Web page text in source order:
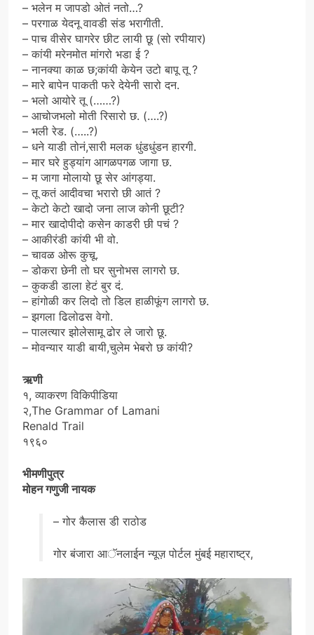
– भलेन म जापडो ओतं नतो…?
– परगाळ येदनू वावडी संड भरागीती.
– पाच वीसेर घागरेर छीट लायी छू (सो रपीयार)
– कांयी मरेनमोत मांगरो भडा ई ?
– नानक्या काळ छ;कांयी केयेन उटो बापू तू ?
– मारे बापेन पाकती फरे देयेनी सारो दन.
– भलो आयोरे तू (……?)
– आचोजभलो मोती रिसारो छ. (….?)
– भली रेड. (…..?)
– धने याडी तोनं,सारी मलक धुंडधुंडन हारगी.
– मार घरे हुड्यांग आगळपगळ जागा छ.
– म जागा मोलायो छू सेर आंगड्या.
– तू कतं आदीवचा भरारो छी आतं ?
– केटो केटो खादो जना लाज कोनी छूटी?
– मार खादोपीदो कसेन काडरी छी पचं ?
– आकीरंडी कांयी भी वो.
– चावळ ओरू कुचू.
– डोकरा छेनी तो घर सुनोभस लागरो छ.
– कुकडी डाला हेटं बुर दं.
– हांगोळी कर लिदो तो डिल हाळीफूंग लागरो छ.
– झगला ढिलोढस वेगो.
– पालत्यार झोलेसामू ढोर ले जारो छू.
– मोवन्यार याडी बायी,चुलेम भेबरो छ कांयी?
ऋणी
१, व्याकरण विकिपीडिया
२,The Grammar of Lamani
Renald Trail
१९६०
भीमणीपुत्र
मोहन गणुजी नायक
– गोर कैलास डी राठोड
गोर बंजारा आॅनलाईन न्यूज़ पोर्टल मुंबई महाराष्ट्र,